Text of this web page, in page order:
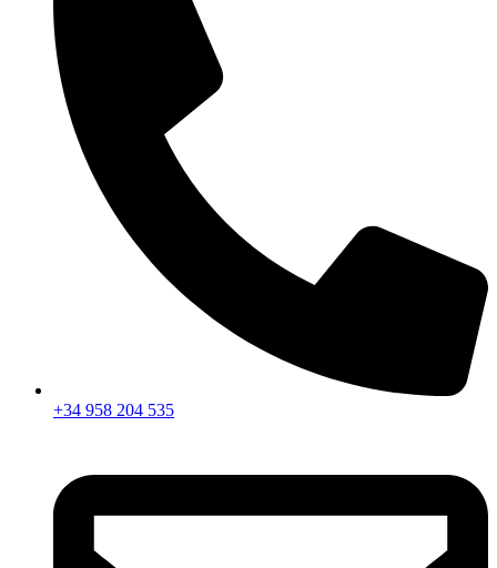
+34 958 204 535